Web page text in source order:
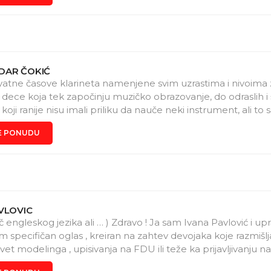
ČOKIĆ
časove klarineta namenjene svim uzrastima i nivoima
koja tek započinju muzičko obrazovanje, do odraslih i
ranije nisu imali priliku da nauče neki instrument, ali to
osnovne i master studije na Muzičkom konzervatorijumu
u Firenci. Već četiri godine radim kao nastavnik klarineta u
PONUDU
engleskog jezika ali … ) Zdravo ! Ja sam Ivana Pavlović i
specifičan oglas , kreiran na zahtev devojaka koje
modelinga , upisivanja na FDU ili teže ka prijavljivanju
neko ko je deset godina proveo u pripremama ,